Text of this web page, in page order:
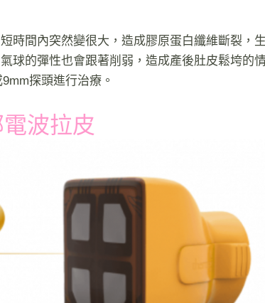
時間內突然變很大，造成膠原蛋白纖維斷裂，
球的彈性也會跟著削弱，造成產後肚皮鬆垮的
探頭進行治療。
波拉皮